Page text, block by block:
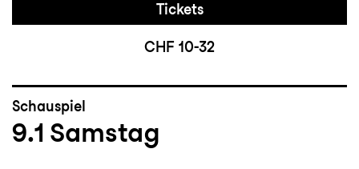
Tickets
CHF 10-32
Schauspiel
9.1 Samstag